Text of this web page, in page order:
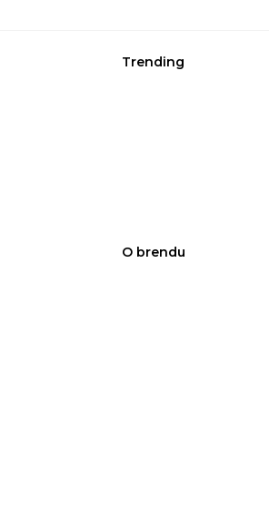
Trending
O brendu